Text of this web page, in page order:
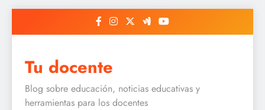
Tu docente
Blog sobre educación, noticias educativas y
herramientas para los docentes